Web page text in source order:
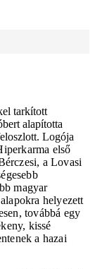
tarkított
alapította
Logója
első
a Lovasi
magyar
helyezett
továbbá egy
kissé
a hazai